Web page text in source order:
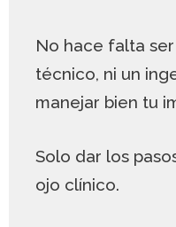
No hace falta
técnico, ni un
manejar bien tu
Solo dar los
ojo clínico.